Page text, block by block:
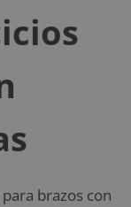
brazos con